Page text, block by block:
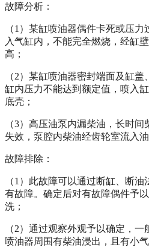
故障分析：
（1 ）某缸喷油器偶件卡死或压
入气缸内，不能完全燃烧，经缸
高；
（2）某缸喷油器密封端面及缸
缸内压力不能达到额定值，喷入
底壳；
（3）高压油泵内漏柴油，长时
失效，泵腔内柴油经齿轮室流入油
故障排除：
（1 ）此故障可以通过断缸、断
有故障。确定后对有故障偶件予
洗；
（2）通过观察外观予以确定，一
喷油器周围有柴油浸出，且有小